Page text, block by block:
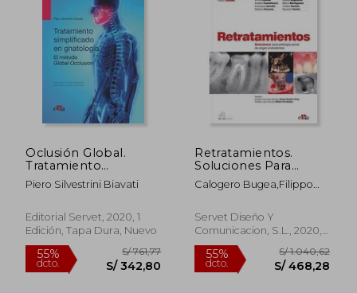
55% 50%
Oclusión Global.
Tratamiento
Simplificado en
Gnatología
Piero Silvestrini Biavati
Editorial Servet, 2020, 1
Edición, Tapa Dura, Nuevo
Retratamientos.
Soluciones Para
Patología Apical de
Origen Endodóntico
Calogero Bugea,Filippo
Servet Diseño Y
Comunicacion, S.L., 2020, 1
Edición, Tapa Dura, Nuevo